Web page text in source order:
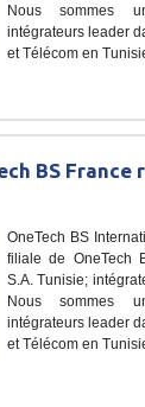
Nous sommes
intégrateurs leader
et Télécom en
BS France
OneTech BS
filiale de OneTech
S.A. Tunisie;
Nous sommes
intégrateurs leader
et Télécom en